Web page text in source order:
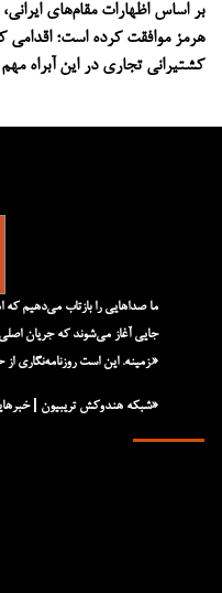
بر اساس اظهارات مقام‌های
هرمز موافقت کرده است؛ اقدامی
کشتیرانی تجاری در این آبراه
جایی آغاز می‌شوند که جریان
زمینه. این است روزنامه‌نگاری از حاشیه‌ها.»
«شبکه هند‌و‌کش تریبیون | خبرهایی از حاشیه، داستان‌هایی از سرچشمه»